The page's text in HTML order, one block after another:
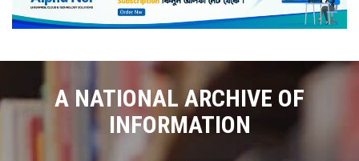
A NATIONAL ARCHIVE OF
INFORMATION